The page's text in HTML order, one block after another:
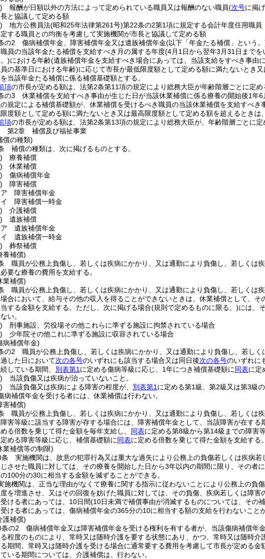
報酬が日額以外の方法によって定められている職員又は報酬のない職員(次号に掲
長と協議して定める額
地方公務員法(昭和25年法律第261号)第22条の2第1項に規定する会計年度任用職員
定する職員との均衡を考慮して実施機関が市長と協議して定める額
の2
傷病補償年金、障害補償年金又は遺族補償年金(以下「年金たる補償」という
職員の当該年金たる補償を支給すべき月の属する年度(4月1日から翌年3月31日までを
)における年齢(遺族補償年金を支給すべき場合にあっては、当該支給をすべき事
の基準日における年齢)に応じて市長が最低限度額として定める額に満たないとき
当該年金たる補償に係る補償基礎額とする。
項の市長が定める額は、法第2条第11項の規定により総務大臣が年齢階層ごとに定め
の3
休業補償を支給すべき事由が生じた日が当該休業補償に係る療養の開始後1
の規定による補償基礎額が、休業補償を受けるべき職員の当該休業補償を支給すべ
度額として定める額に満たないとき又は最高限度額として定める額を超えるとき
項の市長が定める額は、法第2条第13項の規定により総務大臣が、年齢階層ごとに
第2章
補償及び福祉事業
償の種類)
補償の種類は、次に掲げるものとする。
療養補償
休業補償
傷病補償年金
障害補償
ア
障害補償年金
イ
障害補償一時金
介護補償
遺族補償
ア
遺族補償年金
イ
遺族補償一時金
葬祭補償
養補償)
職員が公務上負傷し、若しくは疾病にかかり、又は通勤により負傷し、若しくは
要な療養の費用を支給する。
業補償)
職員が公務上負傷し、若しくは疾病にかかり、又は通勤により負傷し、若しくは
合において、給与その他の収入を得ることができないときは、休業補償として、
する金額を支給する。 ただし、次に掲げる場合(規則で定めるものに限る。)には、
い。
刑事施設、労役場その他これらに準ずる施設に拘禁されている場合
少年院その他これに準ずる施設に収容されている場合
病補償年金)
の2
職員が公務上負傷し、若しくは疾病にかかり、又は通勤により負傷し、若し
した日において次の各号のいずれにも該当する場合又は同日後次の各号のいずれに
している期間、 別表第1 に定める傷病等級に応じ、1年につき補償基礎額に同表に定
当該負傷又は疾病が治っていないこと。
当該負傷又は疾病による障害の程度が、 別表第1 に定める第1級、第2級又は第3級
病補償年金を受ける者には、休業補償は行わない。
害補償)
職員が公務上負傷し、若しくは疾病にかかり、又は通勤により負傷し、若しくは
害等級に該当する障害が存する場合には、障害補償年金として、当該障害が在する
る倍数を乗じて得た金額を毎年支給し、 同表に定める第8級から第14級までの障害
める障害等級に応じ、補償基礎額に同表に定める倍数を乗じて得た金額を支給する。
業補償等の制限)
実施機関は、故意の犯罪行為又は重大な過失により公務上の負傷若しくは疾病
させた職員に対しては、その療養を開始した日から3年以内の期間に限り、その者
100分の30に相当する金額を減ずることができる。
施機関は、正当な理由がなくて療養に関する指示に従わないことにより公務上の負
を増進させ、又はその回復を妨げた職員に対しては、その負傷、疾病若しくは障
ける者にあっては、10日間(10日未満で補償事由が消滅するものについては、その
ける者にあっては、傷病補償年金の365分の10に相当する額の支給を行わないこと
護補償)
の2
傷病補償年金又は障害補償年金を受ける権利を有する者が、当該傷病補償
程度のものにより、常時又は随時介護を要する状態にあり、かつ、常時又は随時
期間、常時又は随時介護を受ける場合に通常要する費用を考慮して市長が定める金
ている期間については、介護補償は、行わない。